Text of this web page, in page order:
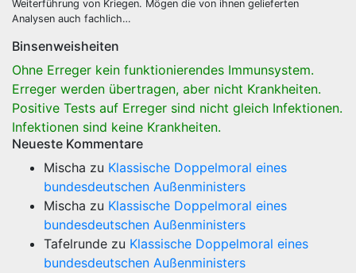
Weiterführung von Kriegen. Mögen die von ihnen gelieferten
Analysen auch fachlich…
Binsenweisheiten
Ohne Erreger kein funktionierendes Immunsystem.
Erreger werden übertragen, aber nicht Krankheiten.
Positive Tests auf Erreger sind nicht gleich Infektionen.
Infektionen sind keine Krankheiten.
Neueste Kommentare
Mischa zu Klassische Doppelmoral eines
bundesdeutschen Außenministers
Mischa zu Klassische Doppelmoral eines
bundesdeutschen Außenministers
Tafelrunde zu Klassische Doppelmoral eines
bundesdeutschen Außenministers